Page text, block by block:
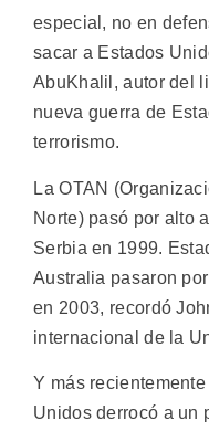
especial, no en
sacar a Estados
AbuKhalil, autor del
nueva guerra de
terrorismo.
La OTAN
Norte) pasó por alto
Serbia en 1999.
Australia pasaron
en 2003, recordó
internacional de la
Y más
Unidos derrocó a un